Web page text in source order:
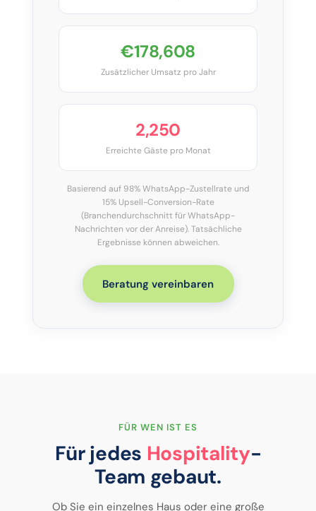
€178,608
Zusätzlicher Umsatz pro Jahr
2,250
Erreichte Gäste pro Monat
Basierend auf 98% WhatsApp-Zustellrate und
15% Upsell-Conversion-Rate
(Branchendurchschnitt für WhatsApp-
Nachrichten vor der Anreise). Tatsächliche
Ergebnisse können abweichen.
Beratung vereinbaren
FÜR WEN IST ES
Für jedes Hospitality-
Team gebaut.
Ob Sie ein einzelnes Haus oder eine große